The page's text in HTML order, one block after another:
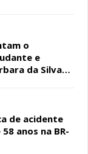
o
e
da Silva
de acidente
anos na BR-